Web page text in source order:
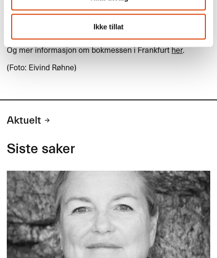
Ikke tillat
Les mer om det norske arbeidet frem mot status som
hovedland ved bokmessen i Frankfurt 2019her.
Mer om hovedlandsstatus ved bokmessen
Og mer informasjon om bokmessen i Frankfurther.
(Foto: Eivind Røhne)
Aktuelt
Siste saker